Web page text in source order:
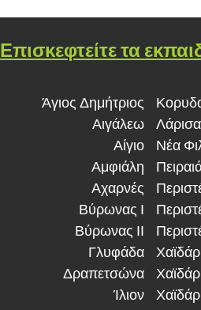
Επισκεφτείτε τα
Άγιος Δημήτριος
Αιγάλεω
Αίγιο
Αμφιάλη
Αχαρνές
Βύρωνας Ι
Βύρωνας ΙΙ
Γλυφάδα
Δραπετσώνα
Ίλιον
Λάρισα
Νέα